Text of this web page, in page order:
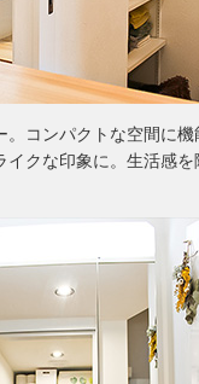
コンパクトな空間に
クな印象に。生活感